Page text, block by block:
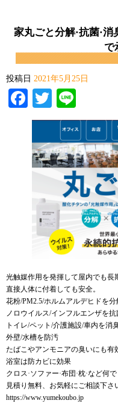
家丸ごと分解·抗菌·消
で
投稿日 2021年5月25日
Facebook
Twitter
光触媒作用を発揮して屋内でも長
直接人体に付着しても安全。
花粉/PM2.5/ホルムアルデヒドを分
ノロウイルス/インフルエンザを抗
トイレ/ペット/介護施設/車内を消
外壁/水槽を防汚
たばこやアンモニアの臭いにも有
浴室は防カビに効果
クロス·ソファー·布団·枕·など何で
見積り無料、お気軽にご相談下さ
https://www.yumekoubo.jp